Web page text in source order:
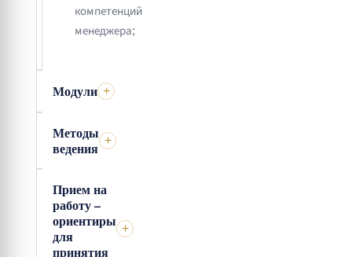
компетенций
менеджера;
Модули +
Методы
ведения +
Прием на
работу –
ориентиры
для
принятия
+